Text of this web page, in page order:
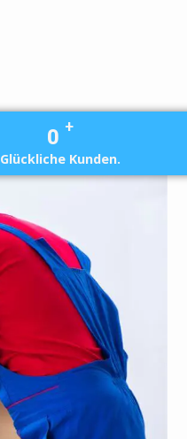
0 +
Glückliche Kunden.